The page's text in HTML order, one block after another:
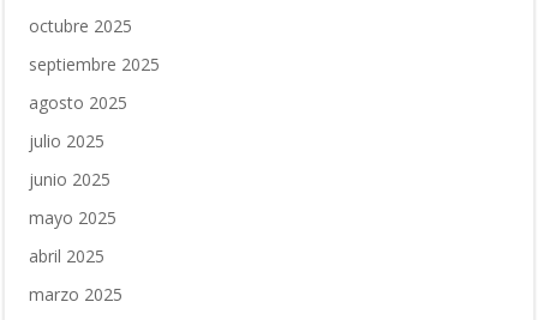
octubre 2025
septiembre 2025
agosto 2025
julio 2025
junio 2025
mayo 2025
abril 2025
marzo 2025